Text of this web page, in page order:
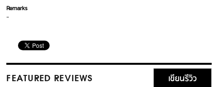
Remarks
-
FEATURED REVIEWS เขียนรีวิว